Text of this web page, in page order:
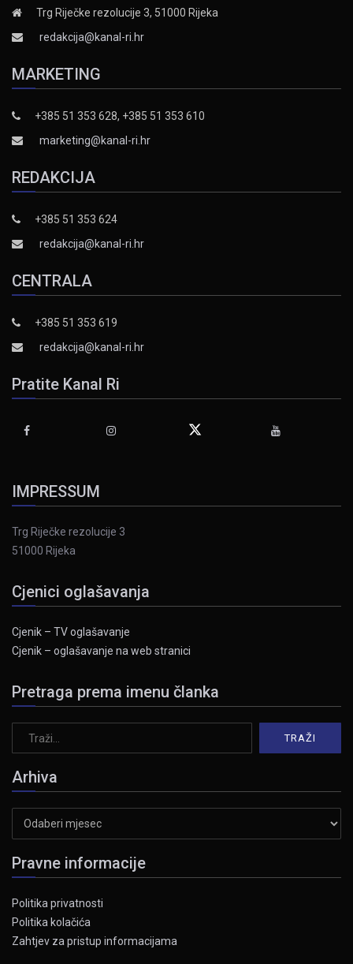
Trg Riječke rezolucije 3, 51000 Rijeka
redakcija@kanal-ri.hr
MARKETING
+385 51 353 628, +385 51 353 610
marketing@kanal-ri.hr
REDAKCIJA
+385 51 353 624
redakcija@kanal-ri.hr
CENTRALA
+385 51 353 619
redakcija@kanal-ri.hr
Pratite Kanal Ri
IMPRESSUM
Trg Riječke rezolucije 3
51000 Rijeka
Cjenici oglašavanja
Cjenik – TV oglašavanje
Cjenik – oglašavanje na web stranici
Pretraga prema imenu članka
Arhiva
Pravne informacije
Politika privatnosti
Politika kolačića
Zahtjev za pristup informacijama